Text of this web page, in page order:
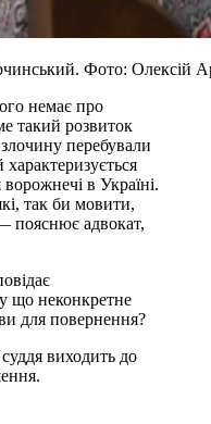
Фото: Олексій
немає про
такий розвиток
перебували
в Україні.
так би мовити,
пояснює адвокат,
що неконкретне
для повернення?
виходить до